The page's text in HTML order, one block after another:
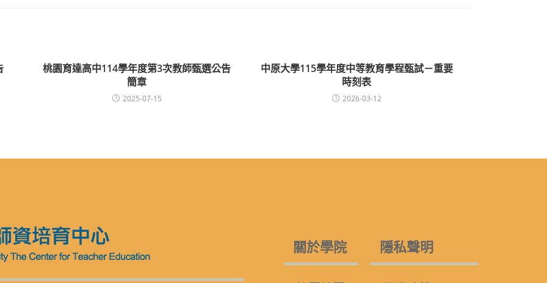
桃園育達高中114學年度第3次教師甄選公告
簡章
2025-07-15
中原大學115學年度中等教育學程甄試－重要
時刻表
2026-03-12
關於學院 隱私聲明